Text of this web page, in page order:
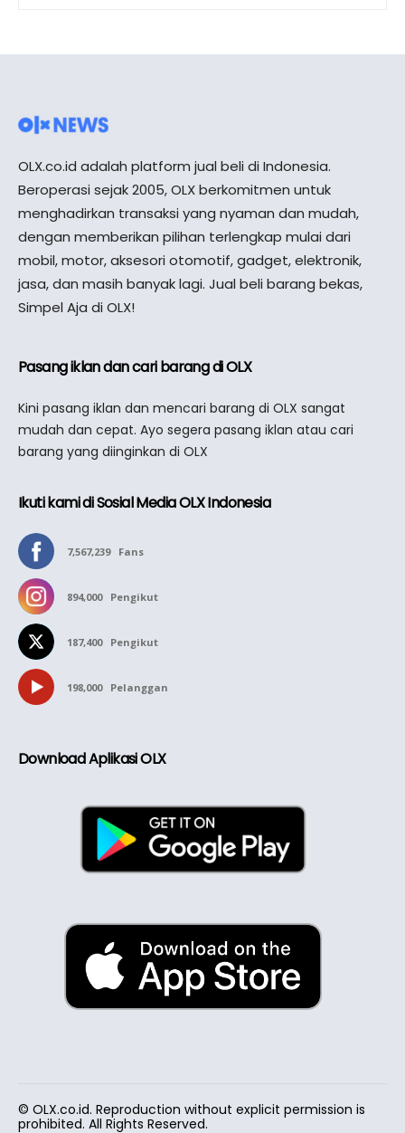
OLX.co.id adalah platform jual beli di Indonesia.
Beroperasi sejak 2005, OLX berkomitmen untuk
menghadirkan transaksi yang nyaman dan mudah,
dengan memberikan pilihan terlengkap mulai dari
mobil, motor, aksesori otomotif, gadget, elektronik,
jasa, dan masih banyak lagi. Jual beli barang bekas,
Simpel Aja di OLX!
Pasang iklan dan cari barang di OLX
Kini pasang iklan dan mencari barang di OLX sangat
mudah dan cepat. Ayo segera pasang iklan atau cari
barang yang diinginkan di OLX
Ikuti kami di Sosial Media OLX Indonesia
7,567,239 Fans
894,000 Pengikut
187,400 Pengikut
198,000 Pelanggan
Download Aplikasi OLX
© OLX.co.id. Reproduction without explicit permission is
prohibited. All Rights Reserved.